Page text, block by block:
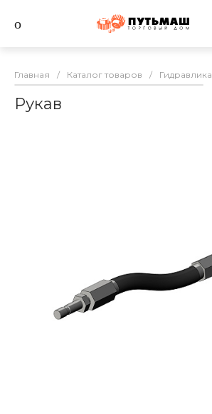
Главная / Каталог товаров / Гидравлика
Рукав